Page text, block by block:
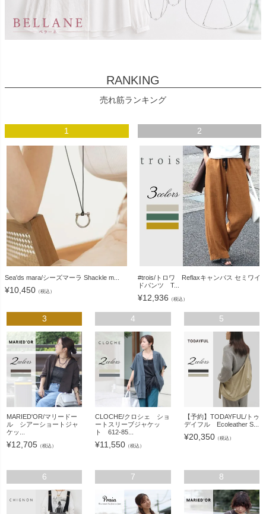
RANKING
売れ筋ランキング
1
Sea'ds mara/シーズマーラ Shackle m...
¥10,450 （税込）
2
#trois/トロワ Reflaxキャンバス セミワイ
ドパンツ T...
¥12,936 （税込）
3
MARIED'OR/マリードー
ル シアーショートジャ
ケッ...
¥12,705 （税込）
4
CLOCHE/クロシェ ショ
ートスリーブジャケッ
ト 612-85...
¥11,550 （税込）
5
【予約】TODAYFUL/トゥ
デイフル Ecoleather S...
¥20,350（税込）
6 7 8